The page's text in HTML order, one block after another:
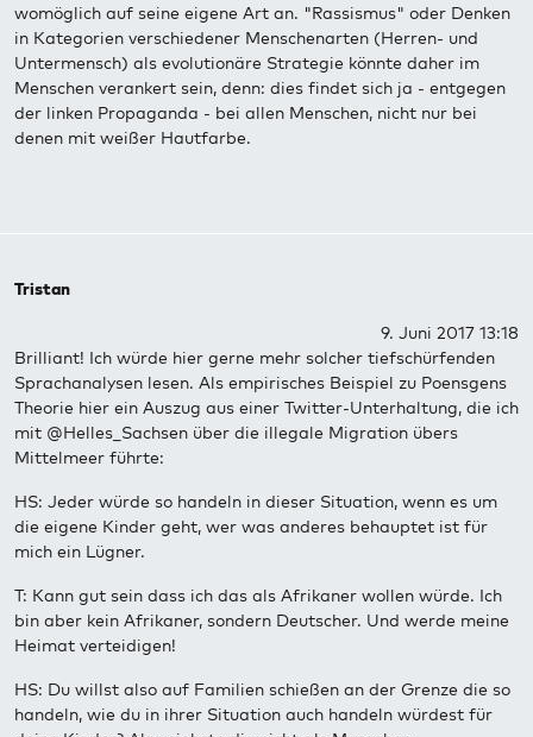
womöglich auf seine eigene Art an. "Rassismus" oder Denken
in Kategorien verschiedener Menschenarten (Herren- und
Untermensch) als evolutionäre Strategie könnte daher im
Menschen verankert sein, denn: dies findet sich ja - entgegen
der linken Propaganda - bei allen Menschen, nicht nur bei
denen mit weißer Hautfarbe.
Tristan
9. Juni 2017 13:18
Brilliant! Ich würde hier gerne mehr solcher tiefschürfenden
Sprachanalysen lesen. Als empirisches Beispiel zu Poensgens
Theorie hier ein Auszug aus einer Twitter-Unterhaltung, die ich
mit @Helles_Sachsen über die illegale Migration übers
Mittelmeer führte:
HS: Jeder würde so handeln in dieser Situation, wenn es um
die eigene Kinder geht, wer was anderes behauptet ist für
mich ein Lügner.
T: Kann gut sein dass ich das als Afrikaner wollen würde. Ich
bin aber kein Afrikaner, sondern Deutscher. Und werde meine
Heimat verteidigen!
HS: Du willst also auf Familien schießen an der Grenze die so
handeln, wie du in ihrer Situation auch handeln würdest für